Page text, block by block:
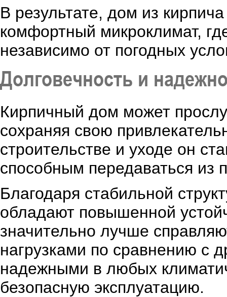
В результате, дом из
комфортный микроклимат,
независимо от погодных
Долговечность и
Кирпичный дом может
сохраняя свою
строительстве и уходе он
способным передаваться из
Благодаря стабильной
обладают повышенной
значительно лучше
нагрузками по сравнению с
надежными в любых
безопасную эксплуатацию.